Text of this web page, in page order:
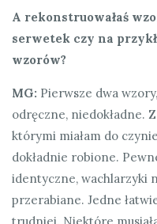
A rekonstruowałaś
serwetek czy na
wzorów?
MG: Pierwsze dwa
odręczne, niedokładne.
którymi miałam do
dokładnie robione.
identyczne, wachlarzyki
przerabiane. Jedne